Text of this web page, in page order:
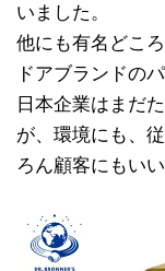
いました。
他にも有名どこ
ドアブランドの
日本企業はまだ
が、環境にも、
ろん顧客にもい